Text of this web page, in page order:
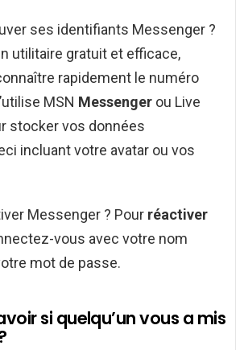
ses identifiants Messenger ?
utilitaire gratuit et efficace,
rapidement le numéro
MSN Messenger ou Live
stocker vos données
incluant votre avatar ou vos
Messenger ? Pour réactiver
vous avec votre nom
mot de passe.
si quelqu’un vous a mis